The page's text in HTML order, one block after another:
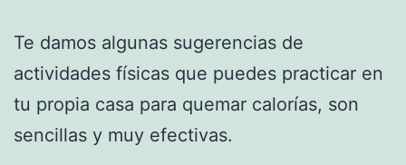
Te damos algunas sugerencias de
actividades físicas que puedes practicar en
tu propia casa para quemar calorías, son
sencillas y muy efectivas.